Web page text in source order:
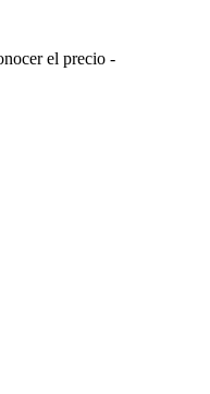
el precio -